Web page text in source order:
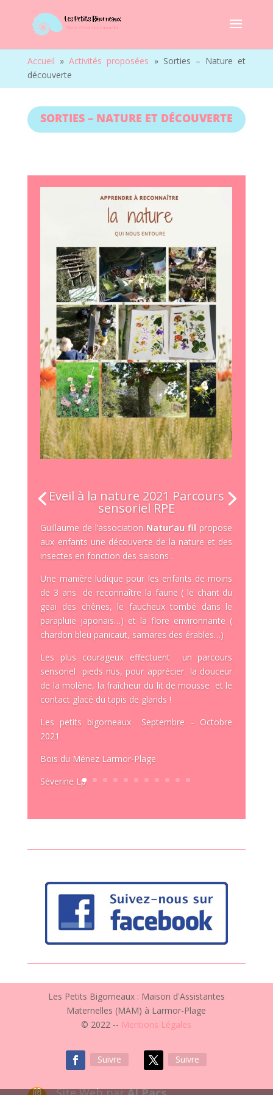
Accueil »Activités proposées » Sorties – Nature et
découverte
SORTIES – NATURE ET DÉCOUVERTE
Eveil à la nature 2021 Parcours
sensoriel RPE
Guillaume de l’associationNatur’au fil propose
aux enfants une découverte de la nature et des
insectes en fonction des saisons .
Une manière ludique pour les enfants de moins
de 3 ans de reconnaître la faune ( le chant du
geai des chênes, le faucheux tombé dans le
parapluie japonais…) et la flore environnante (
chardon bleu panicaut, samares des érables…)
Les plus courageux effectuent un parcours
sensoriel pieds nus, pour apprécier la douceur
de la molène, la fraîcheur du lit de mousse et le
contact glacé du tapis de glands !
Les petits bigorneaux Septembre – Octobre
2021
Bois du Ménez Larmor-Plage
Séverine Lp
Les Petits Bigorneaux : Maison d'Assistantes
Maternelles (MAM) à Larmor-Plage
© 2022 -- Mentions Légales
Suivre Suivre